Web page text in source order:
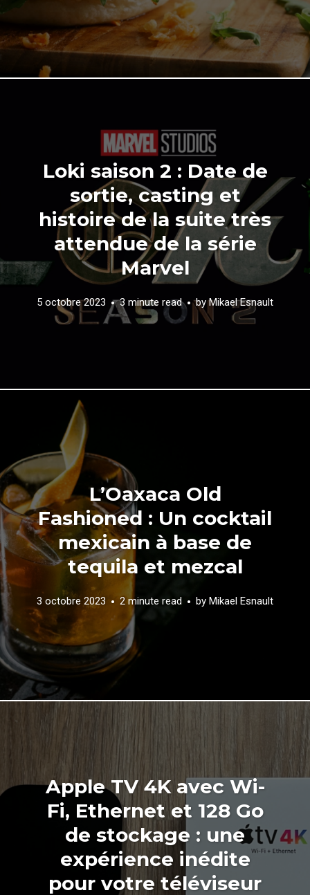
Loki saison 2 : Date de
sortie, casting et
histoire de la suite très
attendue de la série
Marvel
5 octobre 2023 3 minute read byMikael Esnault
L’Oaxaca Old
Fashioned : Un cocktail
mexicain à base de
tequila et mezcal
3 octobre 2023 2 minute read by Mikael Esnault
Apple TV 4K avec Wi-
Fi, Ethernet et 128 Go
de stockage : une
expérience inédite
pour votre téléviseur